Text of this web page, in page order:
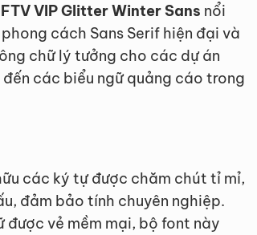
VIP Glitter Winter Sans nổi
cách Sans Serif hiện đại và
chữ lý tưởng cho các dự án
các biểu ngữ quảng cáo trong
các ký tự được chăm chút tỉ mỉ,
đảm bảo tính chuyên nghiệp.
vẻ mềm mại, bộ font này